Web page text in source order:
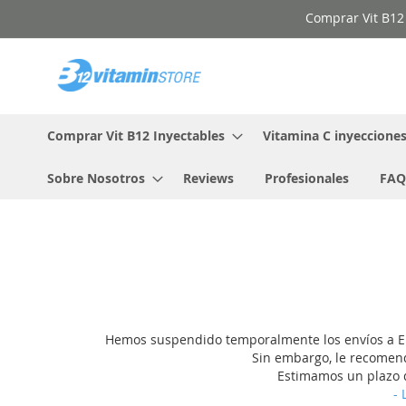
al
Comprar Vit
Comprar Vit B12 Inyectables
Vitamina C inyecciones
Sobre Nosotros Reviews Profesionales
Hemos suspendido temporalmente los envíos a
Sin embargo, le
Estimamos un plazo
-